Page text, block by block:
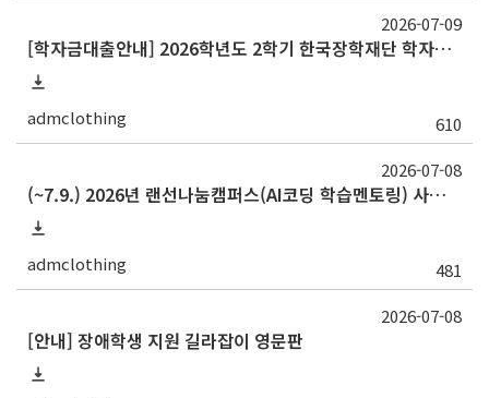
[학자금대출안내] 2026학년도 2학기 한국장학재단 학자금대출 안내[재학생]
admclothing 610
2026-07-09
(~7.9.) 2026년 랜선나눔캠퍼스(AI코딩 학습멘토링) 사업 홍보 및 멘토 추천 요청(추가)
admclothing 481
2026-07-08
[안내] 장애학생 지원 길라잡이 영문판
2026-07-08